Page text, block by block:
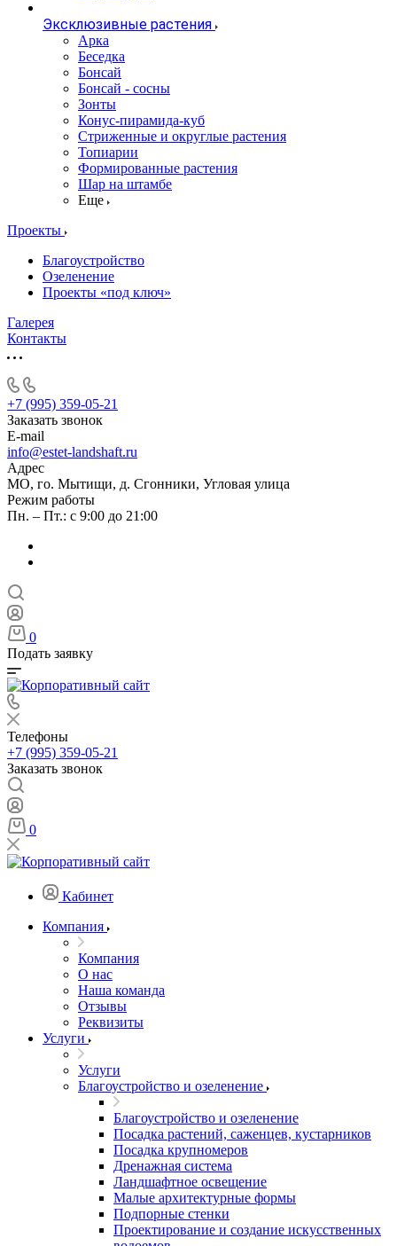
Эксклюзивные растения
Арка
Беседка
Бонсай
Бонсай - сосны
Зонты
Конус-пирамида-куб
Стриженные и округлые растения
Топиарии
Формированные растения
Шар на штамбе
Еще
Проекты
Благоустройство
Озеленение
Проекты «под ключ»
Галерея
Контакты
+7 (995) 359-05-21
Заказать звонок
E-mail
info@estet-landshaft.ru
Адрес
МО, го. Мытищи, д. Сгонники, Угловая улица
Режим работы
Пн. – Пт.: с 9:00 до 21:00
0
Подать заявку
Телефоны
+7 (995) 359-05-21
Заказать звонок
0
Кабинет
Компания
Компания
О нас
Наша команда
Отзывы
Реквизиты
Услуги
Услуги
Благоустройство и озеленение
Благоустройство и озеленение
Посадка растений, саженцев, кустарников
Посадка крупномеров
Дренажная система
Ландшафтное освещение
Малые архитектурные формы
Подпорные стенки
Проектирование и создание искусственных